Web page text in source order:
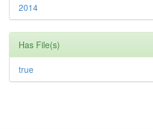
2014
Has File(s)
true